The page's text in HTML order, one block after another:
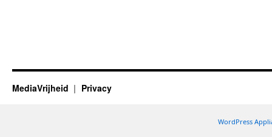
MediaVrijheid Privacy
WordPress